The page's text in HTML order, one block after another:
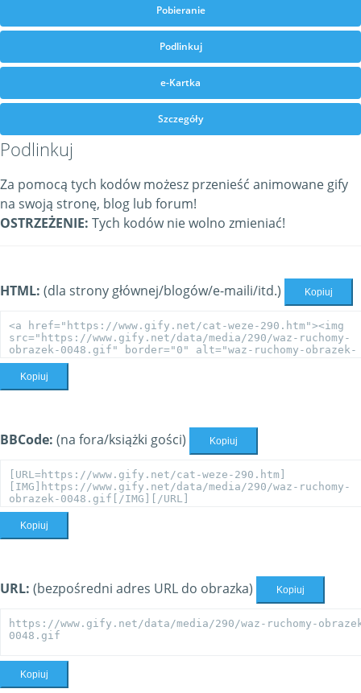
Pobieranie
Podlinkuj
e-Kartka
Szczegóły
Podlinkuj
Za pomocą tych kodów możesz przenieść animowane gify
na swoją stronę, blog lub forum!
OSTRZEŻENIE: Tych kodów nie wolno zmieniać!
HTML: (dla strony głównej/blogów/e-maili/itd.) Kopiuj
Kopiuj
BBCode: (na fora/książki gości) Kopiuj
Kopiuj
URL: (bezpośredni adres URL do obrazka) Kopiuj
Kopiuj